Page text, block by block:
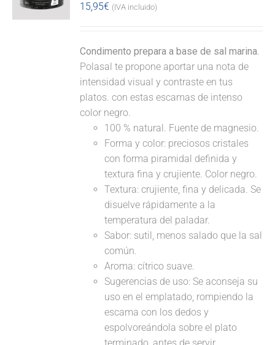
15,95€ (IVA incluido)
Condimento prepara a base de sal marina.
Polasal te propone aportar una nota de
intensidad visual y contraste en tus
platos. con estas escamas de intenso
color negro.
100 % natural. Fuente de magnesio.
Forma y color: preciosos cristales
con forma piramidal definida y
textura fina y crujiente. Color negro.
Textura: crujiente, fina y delicada. Se
disuelve rápidamente a la
temperatura del paladar.
Sabor: sutil, menos salado que la sal
común.
Aroma: cítrico suave.
Sugerencias de uso: Se aconseja su
uso en el emplatado, rompiendo la
escama con los dedos y
espolvoreándola sobre el plato